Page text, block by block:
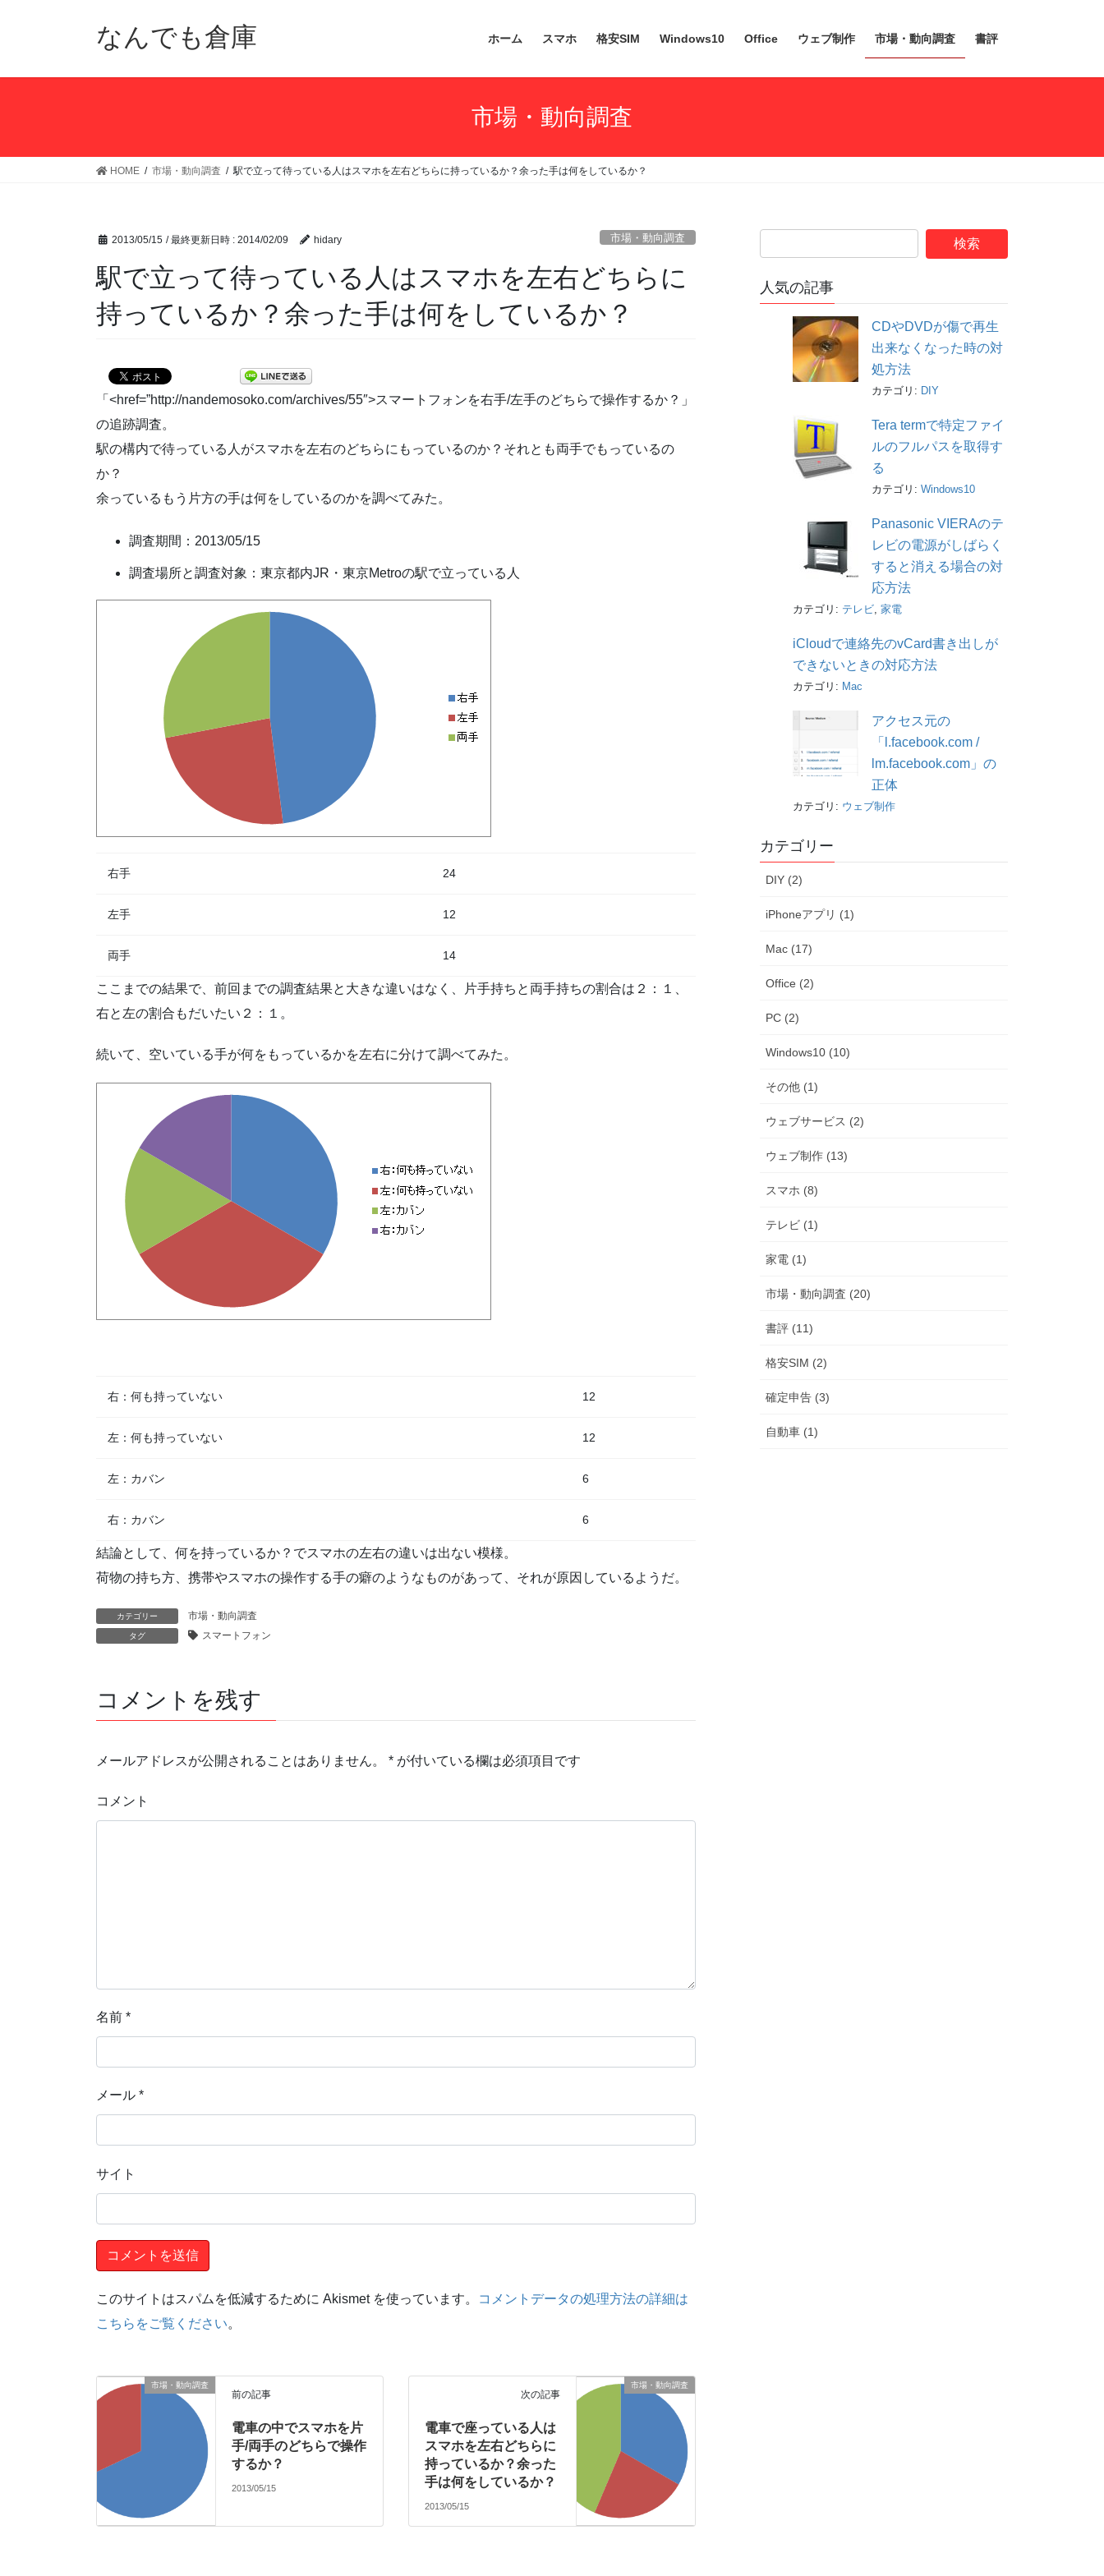
なんでも倉庫 ホーム スマホ 格安SIM Windows10 Office ウェブ制作 市場・動向調査 書評
市場・動向調査
HOME 市場・動向調査 駅で立って待っている人はスマホを左右どちらに持っているか？余った手は何をしているか？
2013/05/15 / 最終更新日時 : 2014/02/09 hidary 市場・動向調査
駅で立って待っている人はスマホを左右どちらに
持っているか？余った手は何をしているか？
「<href=”http://nandemosoko.com/archives/55″>スマートフォンを右手/左手のどちらで操作するか？」
の追跡調査。
駅の構内で待っている人がスマホを左右のどちらにもっているのか？それとも両手でもっているの
か？
余っているもう片方の手は何をしているのかを調べてみた。
調査期間：2013/05/15
調査場所と調査対象：東京都内JR・東京Metroの駅で立っている人
右手 24
左手 12
両手 14
ここまでの結果で、前回までの調査結果と大きな違いはなく、片手持ちと両手持ちの割合は２：１、
右と左の割合もだいたい２：１。
続いて、空いている手が何をもっているかを左右に分けて調べてみた。
右：何も持っていない 12
左：何も持っていない 12
左：カバン 6
右：カバン 6
結論として、何を持っているか？でスマホの左右の違いは出ない模様。
荷物の持ち方、携帯やスマホの操作する手の癖のようなものがあって、それが原因しているようだ。
カテゴリー 市場・動向調査
タグ スマートフォン
コメントを残す
メールアドレスが公開されることはありません。 * が付いている欄は必須項目です
コメント
名前 *
メール *
サイト
このサイトはスパムを低減するために Akismet を使っています。
コメントデータの処理方法の詳細は
こちらをご覧ください。
市場・動向調査
前の記事
電車の中でスマホを片
手/両手のどちらで操作
するか？
2013/05/15
市場・動向調査
次の記事
電車で座っている人は
スマホを左右どちらに
持っているか？余った
手は何をしているか？
2013/05/15
人気の記事
CDやDVDが傷で再生
出来なくなった時の対
処方法
カテゴリ: DIY
Tera termで特定ファイ
ルのフルパスを取得す
る
カテゴリ:Windows10
Panasonic VIERAのテ
レビの電源がしばらく
すると消える場合の対
応方法
カテゴリ: テレビ,家電
iCloudで連絡先のvCard書き出しが
できないときの対応方法
カテゴリ: Mac
アクセス元の
「l.facebook.com /
lm.facebook.com」の
正体
カテゴリ: ウェブ制作
カテゴリー
DIY (2)
iPhoneアプリ (1)
Mac (17)
Office (2)
PC (2)
Windows10 (10)
その他 (1)
ウェブサービス (2)
ウェブ制作 (13)
スマホ (8)
テレビ (1)
家電 (1)
市場・動向調査 (20)
書評 (11)
格安SIM (2)
確定申告 (3)
自動車 (1)